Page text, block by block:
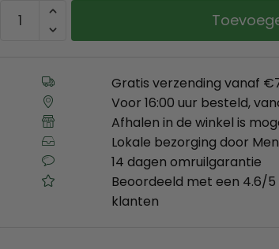
Gratis verzending vanaf
Voor 16:00 uur besteld,
Afhalen in de winkel is
Lokale bezorging door
14 dagen omruilgarantie
Beoordeeld met een 4.6/
klanten